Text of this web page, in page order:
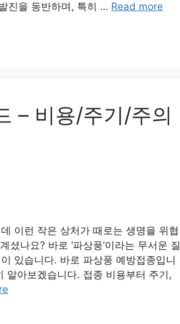
진을 동반하며, 특히 … Read more
– 비용/주기/주의
이런 작은 상처가 때로는 생명을 위협
나요? 바로 ‘파상풍’이라는 무서운 질
있습니다. 바로 파상풍 예방접종입니
알아보겠습니다. 접종 비용부터 주기,